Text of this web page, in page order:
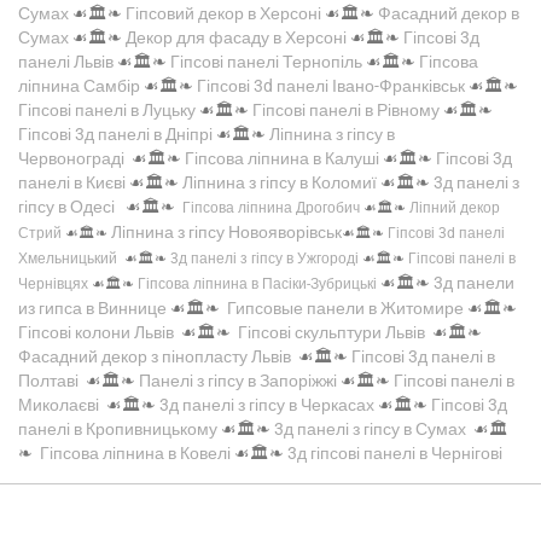
Сумах ☙🏛️❧ Гіпсовий декор в Херсоні ☙🏛️❧ Фасадний декор в
Сумах ☙🏛️❧ Декор для фасаду в Херсоні ☙🏛️❧ Гіпсові 3д
панелі Львів ☙🏛️❧ Гіпсові панелі Тернопіль ☙🏛️❧ Гіпсова
ліпнина Самбір ☙🏛️❧ Гіпсові 3d панелі Івано-Франківськ ☙🏛️❧
Гіпсові панелі в Луцьку ☙🏛️❧ Гіпсові панелі в Рівному ☙🏛️❧
Гіпсові 3д панелі в Дніпрі ☙🏛️❧ Ліпнина з гіпсу в
Червонограді ☙🏛️❧ Гіпсова ліпнина в Калуші ☙🏛️❧ Гіпсові 3д
панелі в Києві ☙🏛️❧ Ліпнина з гіпсу в Коломиї ☙🏛️❧ 3д панелі з
гіпсу в Одесі ☙🏛️❧ Гіпсова ліпнина Дрогобич ☙🏛️❧ Ліпний декор
Стрий ☙🏛️❧ Ліпнина з гіпсу Новояворівськ☙🏛️❧ Гіпсові 3d панелі
Хмельницький ☙🏛️❧ 3д панелі з гіпсу в Ужгороді ☙🏛️❧ Гіпсові панелі в
Чернівцях ☙🏛️❧ Гіпсова ліпнина в Пасіки-Зубрицькі ☙🏛️❧ 3д панели
из гипса в Виннице ☙🏛️❧ Гипсовые панели в Житомире ☙🏛️❧
Гіпсові колони Львів ☙🏛️❧ Гіпсові скульптури Львів ☙🏛️❧
Фасадний декор з пінопласту Львів ☙🏛️❧ Гіпсові 3д панелі в
Полтаві ☙🏛️❧ Панелі з гіпсу в Запоріжжі ☙🏛️❧ Гіпсові панелі в
Миколаєві ☙🏛️❧ 3д панелі з гіпсу в Черкасах ☙🏛️❧ Гіпсові 3д
панелі в Кропивницькому ☙🏛️❧ 3д панелі з гіпсу в Сумах ☙🏛️
❧ Гіпсова ліпнина в Ковелі ☙🏛️❧ 3д гіпсові панелі в Чернігові